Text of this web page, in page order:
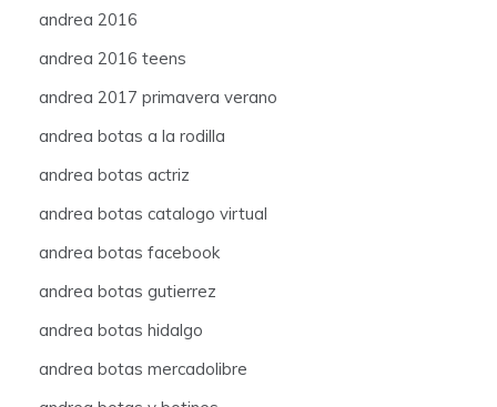
andrea 2016
andrea 2016 teens
andrea 2017 primavera verano
andrea botas a la rodilla
andrea botas actriz
andrea botas catalogo virtual
andrea botas facebook
andrea botas gutierrez
andrea botas hidalgo
andrea botas mercadolibre